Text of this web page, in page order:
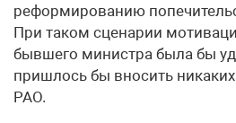
реформированию
При таком сценарии
бывшего министра была бы
пришлось бы вносить
РАО.